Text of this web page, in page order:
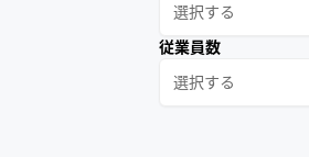
選択する
従業員数
選択する